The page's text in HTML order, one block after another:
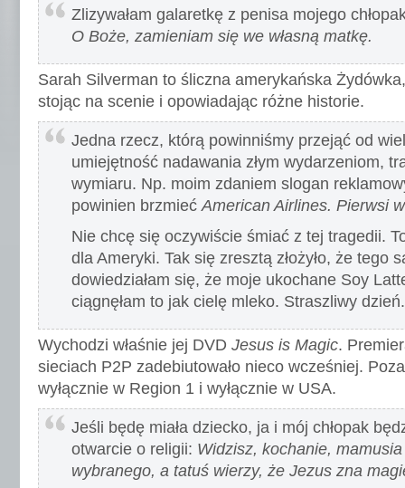
Zlizywałam galaretkę z penisa mojego
O Boże, zamieniam się we własną matkę.
Sarah Silverman to śliczna amerykańska
stojąc na scenie i opowiadając różne historie.
Jedna rzecz, którą powinniśmy przejąć od
umiejętność nadawania złym wydarzeniom,
wymiaru. Np. moim zdaniem slogan
powinien brzmiećAmerican Airlines. Pierwsi
Nie chcę się oczywiście śmiać z tej tragedii.
dla Ameryki. Tak się zresztą złożyło, że tego
dowiedziałam się, że moje ukochane Soy
ciągnęłam to jak cielę mleko. Straszliwy dzień.
Wychodzi właśnie jej DVD Jesus is Magic.
sieciach P2P zadebiutowało nieco wcześniej.
wyłącznie w Region 1 i wyłącznie w USA.
Jeśli będę miała dziecko, ja i mój chłopak
otwarcie o religii: Widzisz, kochanie,
wybranego, a tatuś wierzy, że Jezus zna